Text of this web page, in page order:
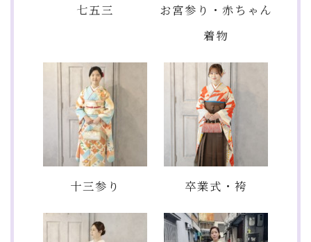
七五三
お宮参り・赤ちゃん
着物
十三参り 卒業式・袴